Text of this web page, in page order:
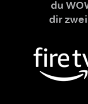
du
dir